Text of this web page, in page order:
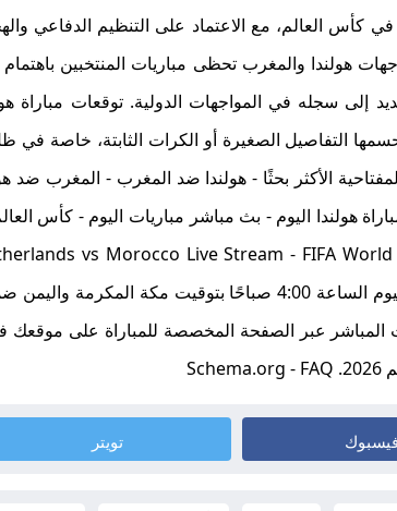
كأس العالم، مع الاعتماد على التنظيم الدفاعي
هولندا والمغرب تحظى مباريات المنتخبين
إلى سجله في المواجهات الدولية. توقعات
المفتاحية الأكثر بحثًا - هولندا ضد المغرب -
Schema.org - FAQ
فيسبوك تويتر